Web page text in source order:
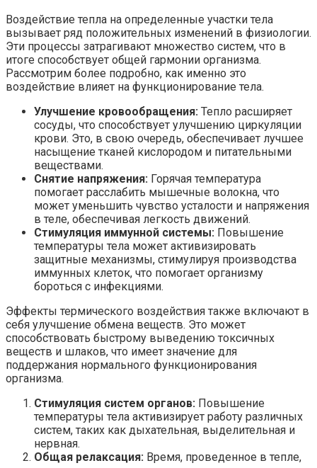
Воздействие тепла на определенные участки тела
вызывает ряд положительных изменений в физиологии.
Эти процессы затрагивают множество систем, что в
итоге способствует общей гармонии организма.
Рассмотрим более подробно, как именно это
воздействие влияет на функционирование тела.
Улучшение кровообращения: Тепло расширяет
сосуды, что способствует улучшению циркуляции
крови. Это, в свою очередь, обеспечивает лучшее
насыщение тканей кислородом и питательными
веществами.
Снятие напряжения: Горячая температура
помогает расслабить мышечные волокна, что
может уменьшить чувство усталости и напряжения
в теле, обеспечивая легкость движений.
Стимуляция иммунной системы: Повышение
температуры тела может активизировать
защитные механизмы, стимулируя производства
иммунных клеток, что помогает организму
бороться с инфекциями.
Эффекты термического воздействия также включают в
себя улучшение обмена веществ. Это может
способствовать быстрому выведению токсичных
веществ и шлаков, что имеет значение для
поддержания нормального функционирования
организма.
Стимуляция систем органов: Повышение
температуры тела активизирует работу различных
систем, таких как дыхательная, выделительная и
нервная.
Общая релаксация: Время, проведенное в тепле,